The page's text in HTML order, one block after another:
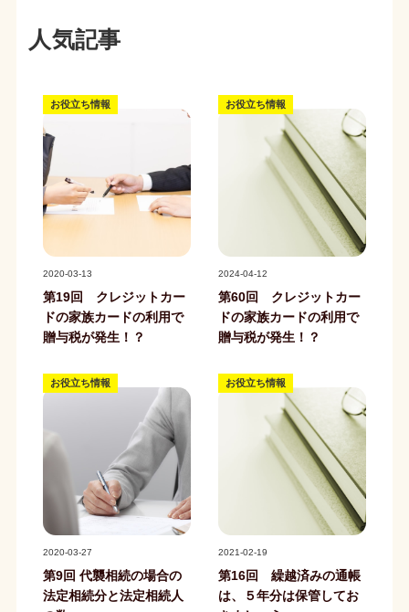
人気記事
お役立ち情報
2020-03-13
第19回 クレジットカー
ドの家族カードの利用で
贈与税が発生！？
お役立ち情報
2024-04-12
第60回 クレジットカー
ドの家族カードの利用で
贈与税が発生！？
お役立ち情報
2020-03-27
第9回 代襲相続の場合の
法定相続分と法定相続人
お役立ち情報
2021-02-19
第16回 繰越済みの通帳
は、５年分は保管してお